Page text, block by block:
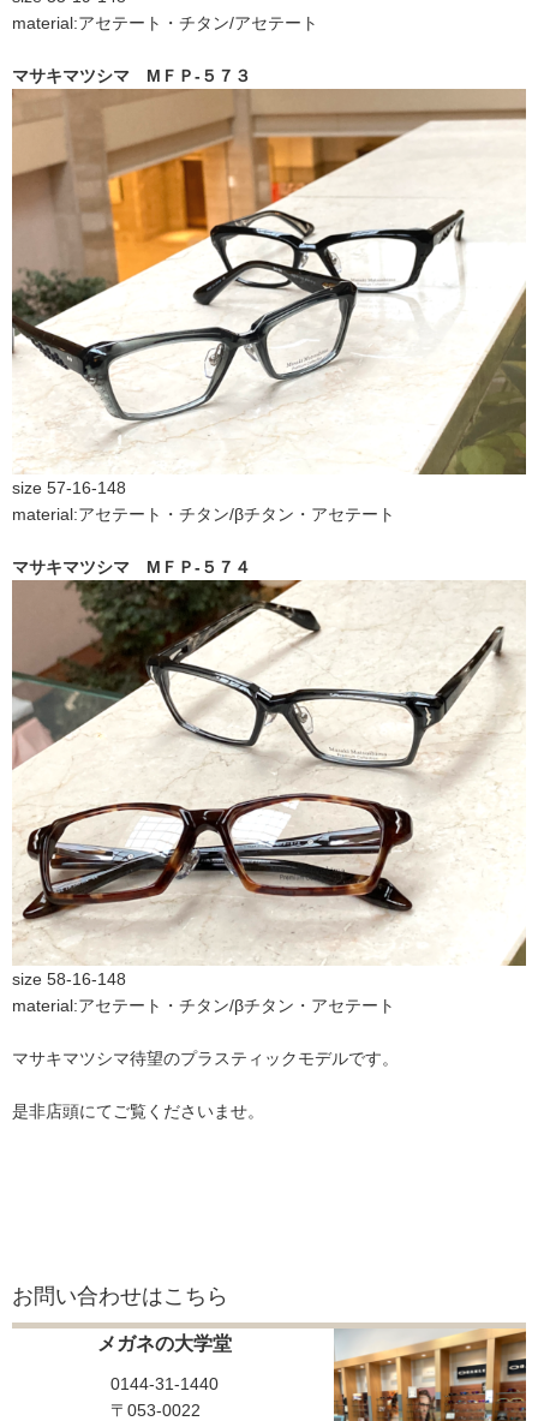
material:アセテート・チタン/アセテート
マサキマツシマ МＦＰ-５７３
size 57-16-148
material:アセテート・チタン/βチタン・アセテート
マサキマツシマ МＦＰ-５７４
size 58-16-148
material:アセテート・チタン/βチタン・アセテート
マサキマツシマ待望のプラスティックモデルです。
是非店頭にてご覧くださいませ。
お問い合わせはこちら
メガネの大学堂
0144-31-1440
〒053-0022